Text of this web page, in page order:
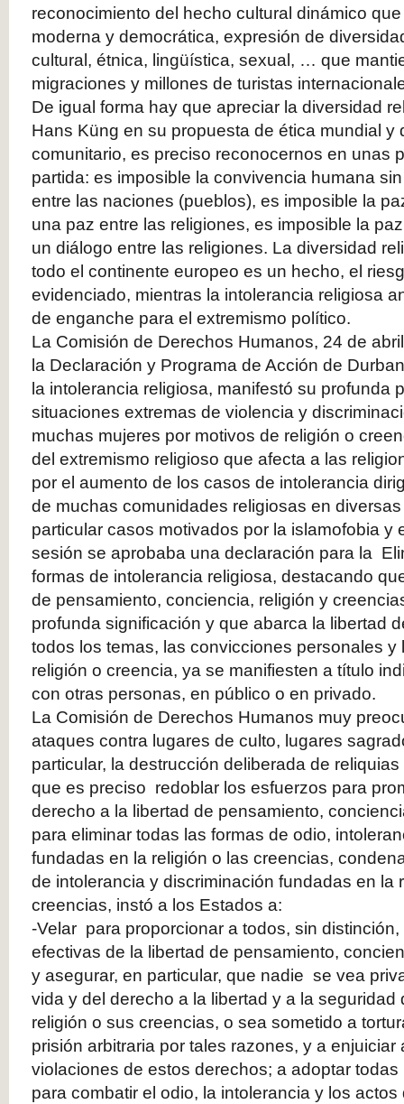
reconocimiento del hecho cultural dinámico
moderna y democrática, expresión de
cultural, étnica, lingüística, sexual, … que
migraciones y millones de turistas
De igual forma hay que apreciar la diversidad
Hans Küng en su propuesta de ética mundial y
comunitario, es preciso reconocernos en unas
partida: es imposible la convivencia humana
entre las naciones (pueblos), es imposible la
una paz entre las religiones, es imposible la
un diálogo entre las religiones. La diversidad
todo el continente europeo es un hecho, el
evidenciado, mientras la intolerancia religiosa
de enganche para el extremismo político.
La Comisión de Derechos Humanos, 24 de
la Declaración y Programa de Acción de
la intolerancia religiosa, manifestó su profunda
situaciones extremas de violencia y
muchas mujeres por motivos de religión o
del extremismo religioso que afecta a las
por el aumento de los casos de intolerancia
de muchas comunidades religiosas en
particular casos motivados por la islamofobia y
sesión se aprobaba una declaración para la
formas de intolerancia religiosa, destacando
de pensamiento, conciencia, religión y
profunda significación y que abarca la libertad
todos los temas, las convicciones personales y
religión o creencia, ya se manifiesten a título
con otras personas, en público o en privado.
La Comisión de Derechos Humanos muy
ataques contra lugares de culto, lugares
particular, la destrucción deliberada de
que es preciso redoblar los esfuerzos para
derecho a la libertad de pensamiento,
para eliminar todas las formas de odio,
fundadas en la religión o las creencias,
de intolerancia y discriminación fundadas en la
creencias, instó a los Estados a:
-Velar para proporcionar a todos, sin
efectivas de la libertad de pensamiento,
y asegurar, en particular, que nadie se vea
vida y del derecho a la libertad y a la seguridad
religión o sus creencias, o sea sometido a
prisión arbitraria por tales razones, y a
violaciones de estos derechos; a adoptar
para combatir el odio, la intolerancia y los actos